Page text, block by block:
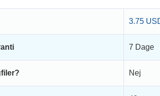
3.75
7 Dage
Nej